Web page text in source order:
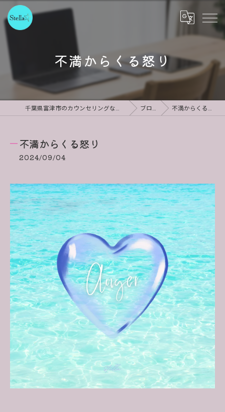
不満からくる怒り
千葉県富津市のカウンセリングならStella ブログ 不満からくる怒り
不満からくる怒り
2024/09/04